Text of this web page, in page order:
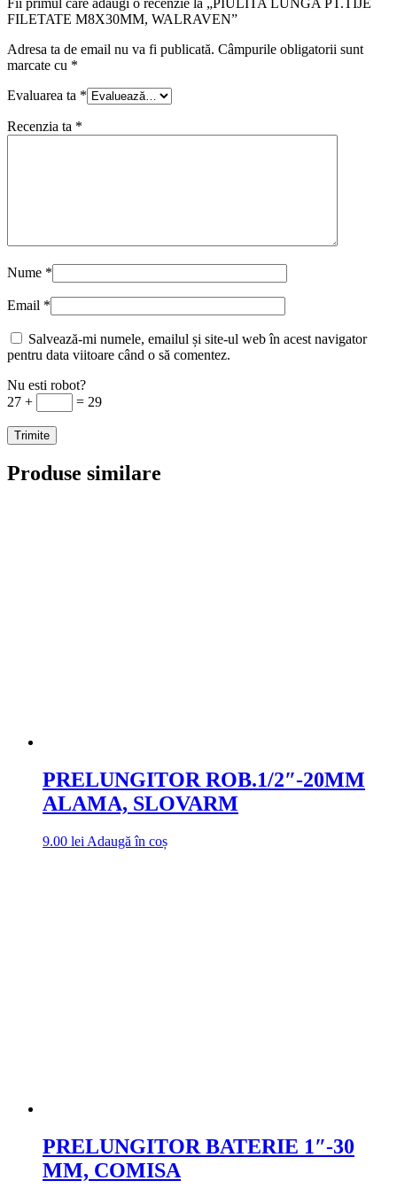
FILETATE M8X30MM, WALRAVEN”
Adresa ta de email nu va fi publicată. Câmpurile obligatorii sunt
marcate cu *
Evaluarea ta *
Recenzia ta *
Nume *
Email *
Salvează-mi numele, emailul și site-ul web în acest navigator
pentru data viitoare când o să comentez.
Nu esti robot?
27 +
= 29
Produse similare
PRELUNGITOR ROB.1/2″-20MM
ALAMA, SLOVARM
9.00 lei Adaugă în coș
PRELUNGITOR BATERIE 1″-30
MM, COMISA